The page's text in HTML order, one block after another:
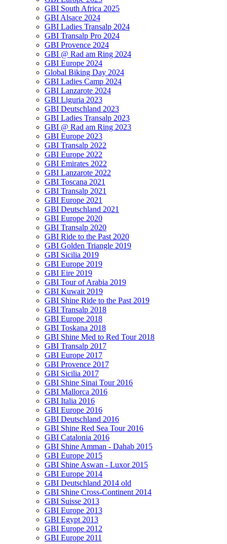
GBI South Africa 2025
GBI Alsace 2024
GBI Ladies Transalp 2024
GBI Transalp Pro 2024
GBI Provence 2024
GBI @ Rad am Ring 2024
GBI Europe 2024
Global Biking Day 2024
GBI Ladies Camp 2024
GBI Lanzarote 2024
GBI Liguria 2023
GBI Deutschland 2023
GBI Ladies Transalp 2023
GBI @ Rad am Ring 2023
GBI Europe 2023
GBI Transalp 2022
GBI Europe 2022
GBI Emirates 2022
GBI Lanzarote 2022
GBI Toscana 2021
GBI Transalp 2021
GBI Europe 2021
GBI Deutschland 2021
GBI Europe 2020
GBI Transalp 2020
GBI Ride to the Past 2020
GBI Golden Triangle 2019
GBI Sicilia 2019
GBI Europe 2019
GBI Eire 2019
GBI Tour of Arabia 2019
GBI Kuwait 2019
GBI Shine Ride to the Past 2019
GBI Transalp 2018
GBI Europe 2018
GBI Toskana 2018
GBI Shine Med to Red Tour 2018
GBI Transalp 2017
GBI Europe 2017
GBI Provence 2017
GBI Sicilia 2017
GBI Shine Sinai Tour 2016
GBI Mallorca 2016
GBI Italia 2016
GBI Europe 2016
GBI Deutschland 2016
GBI Shine Red Sea Tour 2016
GBI Catalonia 2016
GBI Shine Amman - Dahab 2015
GBI Europe 2015
GBI Shine Aswan - Luxor 2015
GBI Europe 2014
GBI Deutschland 2014 old
GBI Shine Cross-Continent 2014
GBI Suisse 2013
GBI Europe 2013
GBI Egypt 2013
GBI Europe 2012
GBI Europe 2011